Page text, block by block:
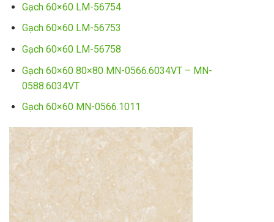
Gạch 60×60 LM-56754
Gạch 60×60 LM-56753
Gạch 60×60 LM-56758
Gạch 60×60 80×80 MN-0566.6034VT – MN-
0588.6034VT
Gạch 60×60 MN-0566.1011